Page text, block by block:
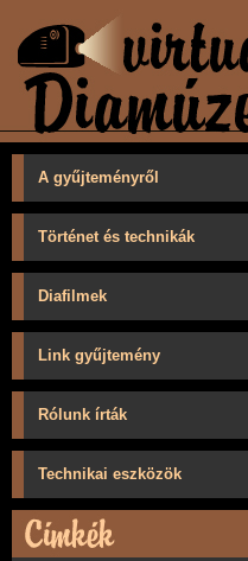
A gyűjteményről
Történet és technikák
Diafilmek
Link gyűjtemény
Rólunk írták
Technikai eszközök